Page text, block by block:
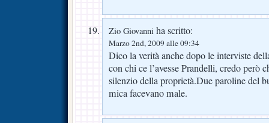
Zio Giovanni ha scritto:
Marzo 2nd, 2009 alle 09:34
Dico la verità anche dopo le interviste
con chi ce l’avesse Prandelli, credo però
silenzio della proprietà.Due paroline del
mica facevano male.